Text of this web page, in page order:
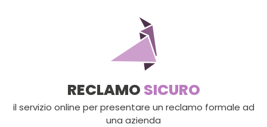
RECLAMO SICURO
il servizio online per presentare un reclamo formale ad
una azienda